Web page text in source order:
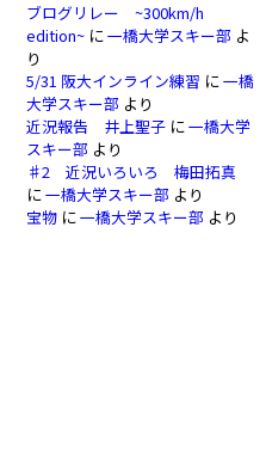
ブログリレー ~300km/h
edition~ に一橋大学スキー部 よ
り
5/31 阪大インライン練習 に一橋
大学スキー部 より
近況報告 井上聖子 に一橋大学
スキー部 より
♯2 近況いろいろ 梅田拓真
に一橋大学スキー部 より
宝物 に一橋大学スキー部 より